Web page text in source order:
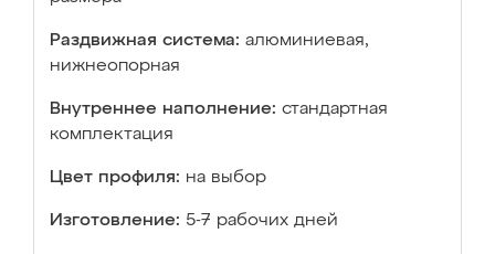
Раздвижная система: алюминиевая,
нижнеопорная
Внутреннее наполнение: стандартная
комплектация
Цвет профиля: на выбор
Изготовление: 5-7 рабочих дней